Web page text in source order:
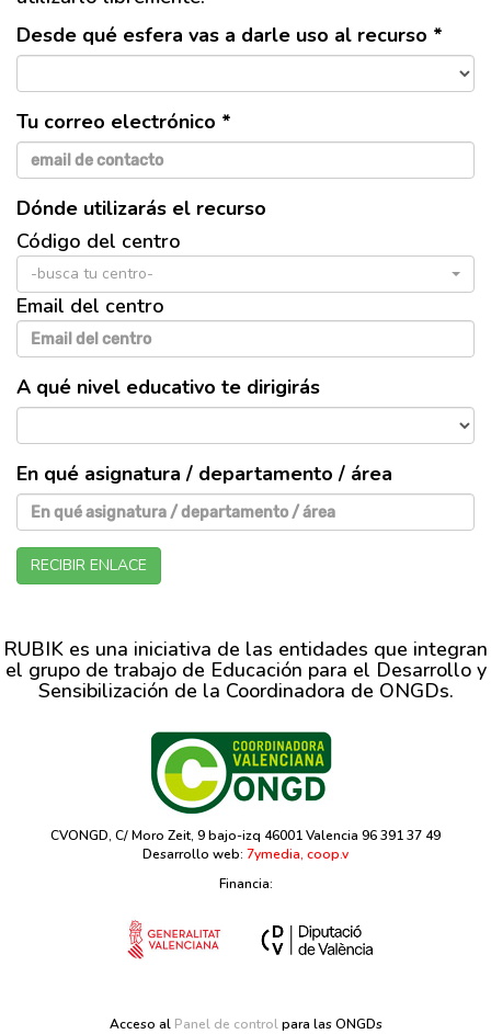
Desde qué esfera vas a darle uso al recurso *
Tu correo electrónico *
Dónde utilizarás el recurso
Código del centro
-busca tu centro-
Email del centro
A qué nivel educativo te dirigirás
En qué asignatura / departamento / área
RECIBIR ENLACE
RUBIK es una iniciativa de las entidades que integran
el grupo de trabajo de Educación para el Desarrollo y
Sensibilización de la Coordinadora de ONGDs.
CVONGD, C/ Moro Zeit, 9 bajo-izq 46001 Valencia 96 391 37 49
Desarrollo web: 7ymedia, coop.v
Financia:
Acceso al Panel de controlpara las ONGDs